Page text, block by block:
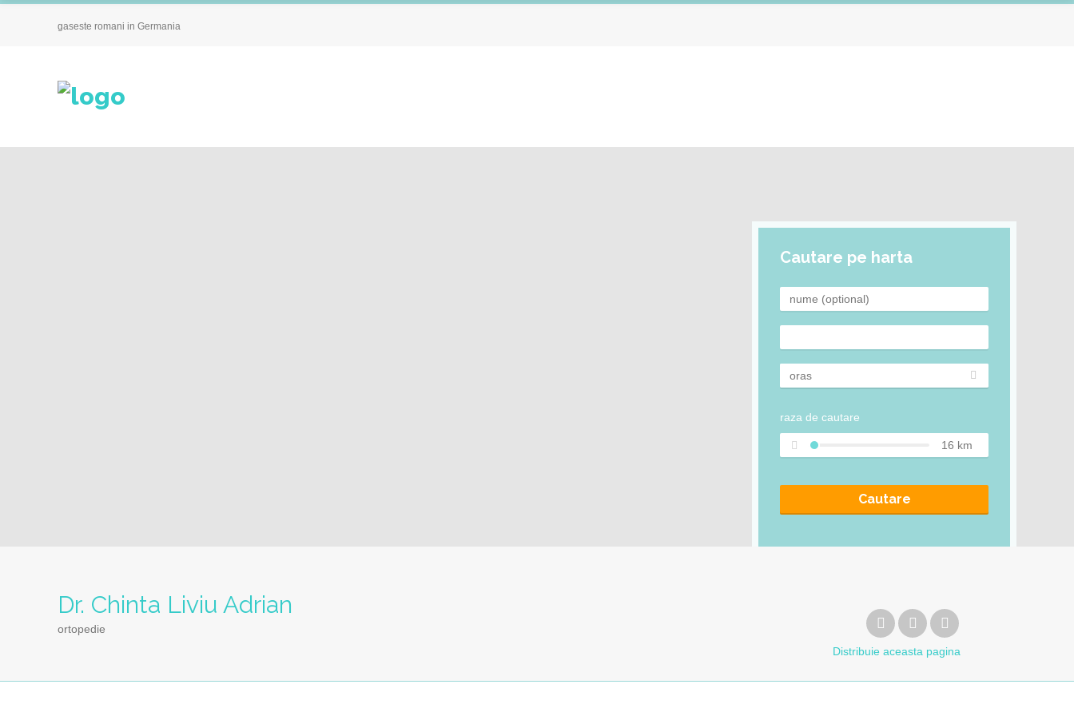
gaseste romani in Germania
Cautare pe harta
raza de cautare
16 km
Cautare
Dr. Chinta Liviu Adrian
ortopedie
Distribuie aceasta pagina